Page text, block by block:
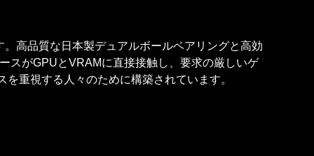
高品質な日本製デュアルボールベアリングと高効
スがGPUとVRAMに直接接触し、要求の厳しいゲ
重視する人々のために構築されています。